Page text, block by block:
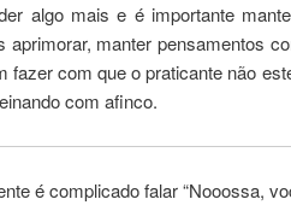
algo mais e é importante
aprimorar, manter pensamentos
fazer com que o praticante não
com afinco.
é complicado falar “Nooossa,